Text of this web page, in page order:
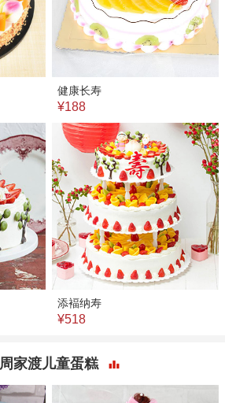
健康长寿
¥188
添褔纳寿
¥518
周家渡儿童蛋糕